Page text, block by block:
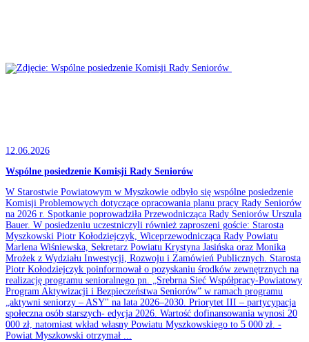
12.06.2026
Wspólne posiedzenie Komisji Rady Seniorów
W Starostwie Powiatowym w Myszkowie odbyło się wspólne posiedzenie
Komisji Problemowych dotyczące opracowania planu pracy Rady Seniorów
na 2026 r. Spotkanie poprowadziła Przewodnicząca Rady Seniorów Urszula
Bauer. W posiedzeniu uczestniczyli również zaproszeni goście: Starosta
Myszkowski Piotr Kołodziejczyk, Wiceprzewodnicząca Rady Powiatu
Marlena Wiśniewska, Sekretarz Powiatu Krystyna Jasińska oraz Monika
Mrożek z Wydziału Inwestycji, Rozwoju i Zamówień Publicznych. Starosta
Piotr Kołodziejczyk poinformował o pozyskaniu środków zewnętrznych na
realizację programu senioralnego pn. „Srebrna Sieć Współpracy-Powiatowy
Program Aktywizacji i Bezpieczeństwa Seniorów” w ramach programu
„aktywni seniorzy – ASY" na lata 2026–2030. Priorytet III – partycypacja
społeczna osób starszych- edycja 2026. Wartość dofinansowania wynosi 20
000 zł, natomiast wkład własny Powiatu Myszkowskiego to 5 000 zł. -
Powiat Myszkowski otrzymał ...